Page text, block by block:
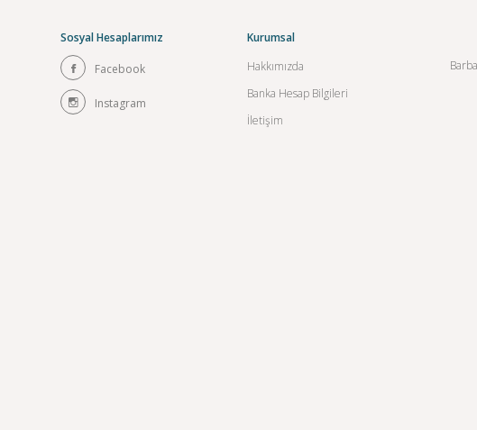
Sosyal Hesaplarımız
Facebook
Instagram
Kurumsal
Hakkımızda
Banka Hesap Bilgileri
İletişim